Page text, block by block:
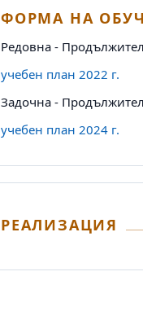
ФОРМА НА
Редовна -
учебен план 2022 г.
Задочна -
учебен план 2024 г.
РЕАЛИЗАЦИЯ